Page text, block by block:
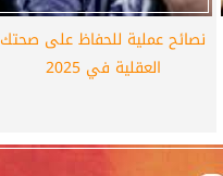
نصائح عملية للحفاظ على صحتك
العقلية في 2025